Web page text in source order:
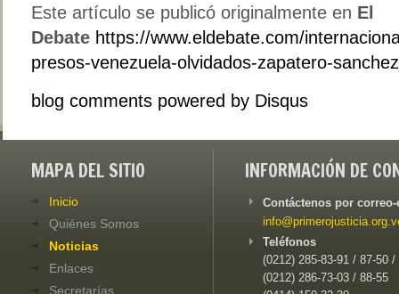
Este artículo se publicó originalmente en El
Debate https://www.eldebate.com/
presos-venezuela-olvidados-zapatero-
blog comments powered by Disqus
MAPA DEL SITIO
Inicio
Quiénes Somos
Noticias
Enlaces
Secretarías
INFORMACIÓN DE
Contáctenos por
Teléfonos
(0212) 285-83-91 / 87-50 /
(0212) 286-73-03 / 88-55